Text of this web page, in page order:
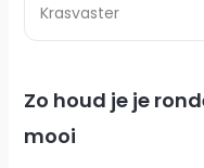
Krasvaster
Zo houd je je
mooi